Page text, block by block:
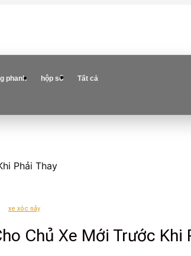
phanh hộp số Tất cả
Phải Thay
xe xóc nảy
Chủ Xe Mới Trước Khi